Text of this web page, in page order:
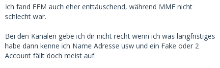
Es liegt in der menschlichen Natur, dass jeder the one and
die Geschichten meiner SBs über die anderen Männer
amüsiert habe. Das es mir umgekhrt ebenso ergehen kann,
ist mir selbstverständlich bewusst.
Ich fand FFM auch eher enttäuschend, während MMF nicht
schlecht war.
Bei den Kanälen gebe ich dir nicht recht wenn ich was langfristiges
habe dann kenne ich Name Adresse usw und ein Fake oder 2
Account fällt doch meist auf.